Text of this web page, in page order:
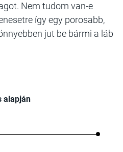
Nem tudom van-e
így egy porosabb,
jut be bármi a láb
alapján